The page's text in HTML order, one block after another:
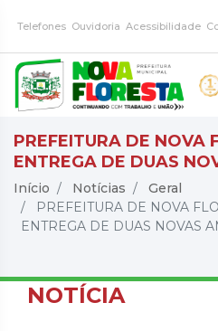
Telefones Ouvidoria Acessibilidade
PREFEITURA DE NOVA
ENTREGA DE DUAS
Início Notícias
Geral
PREFEITURA DE NOVA
ENTREGA DE DUAS NOVAS
NOTÍCIA